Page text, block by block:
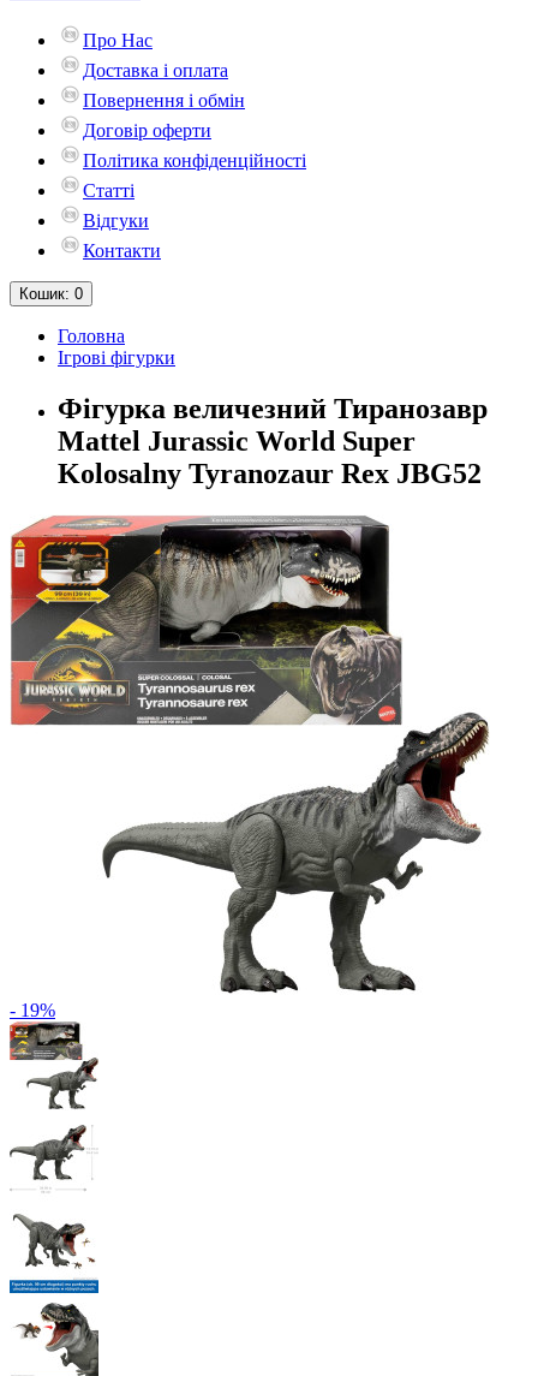
Про Нас
Доставка і оплата
Повернення і обмін
Договір оферти
Політика конфіденційності
Статті
Відгуки
Контакти
Кошик: 0
Головна
Ігрові фігурки
Фігурка величезний Тиранозавр
Mattel Jurassic World Super
Kolosalny Tyranozaur Rex JBG52
- 19%